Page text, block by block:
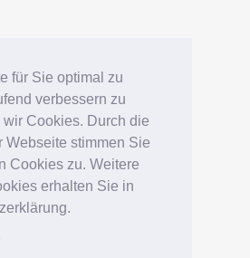
für Sie optimal zu
verbessern zu
Cookies. Durch die
Webseite stimmen Sie
Cookies zu. Weitere
erhalten Sie in